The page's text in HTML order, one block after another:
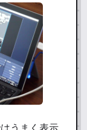
うまく表示